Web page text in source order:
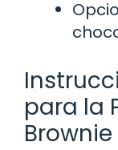
para la
Brownie